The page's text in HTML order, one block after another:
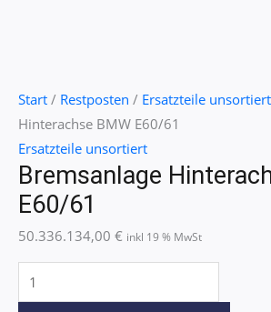
Start / Restposten / Ersatzteile unsortiert
Hinterachse BMW E60/61
Ersatzteile unsortiert
Bremsanlage
E60/61
50.336.134,00 € inkl 19 % MwSt